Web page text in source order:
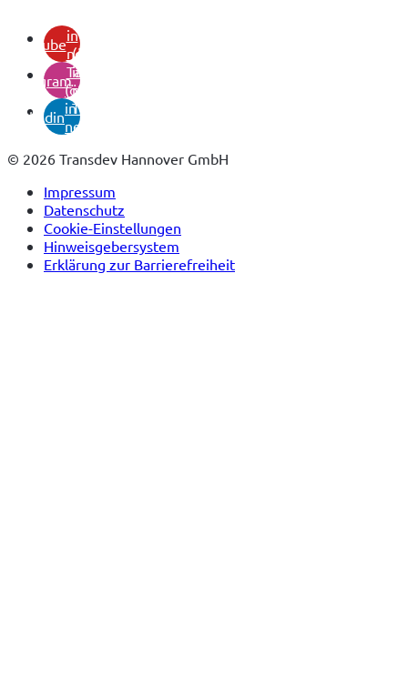
youtubein
neuem
Tab)
instagram
(öffnet
in
neuem
Tab)
linkedin
(öffnet
in
neuem
© 2026 Transdev Hannover GmbH
Impressum
Datenschutz
Cookie-Einstellungen
Hinweisgebersystem
Erklärung zur Barrierefreiheit